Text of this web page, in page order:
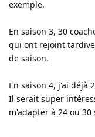
exemple.
En saison 3, 30
qui ont rejoint
de saison.
En saison 4, j'ai déjà
Il serait super
m'adapter à 24 ou 30